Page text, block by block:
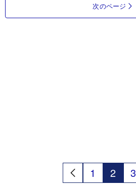
次のページ
1 2 3